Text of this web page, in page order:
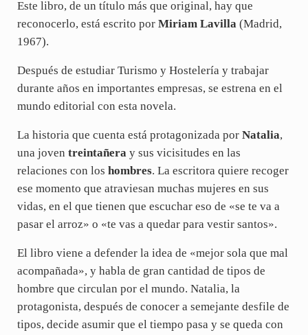
Este libro, de un título más que original, hay que
reconocerlo, está escrito por Miriam Lavilla(Madrid,
1967).
Después de estudiar Turismo y Hostelería y trabajar
durante años en importantes empresas, se estrena en el
mundo editorial con esta novela.
La historia que cuenta está protagonizada por Natalia,
una joven treintañeray sus vicisitudes en las
relaciones con los hombres. La escritora quiere recoger
ese momento que atraviesan muchas mujeres en sus
vidas, en el que tienen que escuchar eso de «se te va a
pasar el arroz» o «te vas a quedar para vestir santos».
El libro viene a defender la idea de «mejor sola que mal
acompañada», y habla de gran cantidad de tipos de
hombre que circulan por el mundo. Natalia, la
protagonista, después de conocer a semejante desfile de
tipos, decide asumir que el tiempo pasa y se queda con